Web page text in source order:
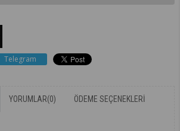
Telegram
YORUMLAR(0) ÖDEME SEÇENEKLERI